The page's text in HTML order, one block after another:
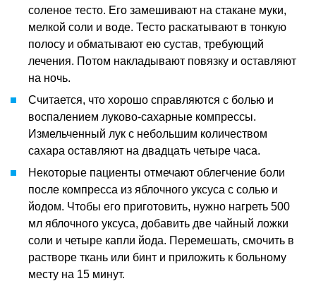
соленое тесто. Его замешивают на стакане муки,
мелкой соли и воде. Тесто раскатывают в тонкую
полосу и обматывают ею сустав, требующий
лечения. Потом накладывают повязку и оставляют
на ночь.
Считается, что хорошо справляются с болью и
воспалением луково-сахарные компрессы.
Измельченный лук с небольшим количеством
сахара оставляют на двадцать четыре часа.
Некоторые пациенты отмечают облегчение боли
после компресса из яблочного уксуса с солью и
йодом. Чтобы его приготовить, нужно нагреть 500
мл яблочного уксуса, добавить две чайный ложки
соли и четыре капли йода. Перемешать, смочить в
растворе ткань или бинт и приложить к больному
месту на 15 минут.